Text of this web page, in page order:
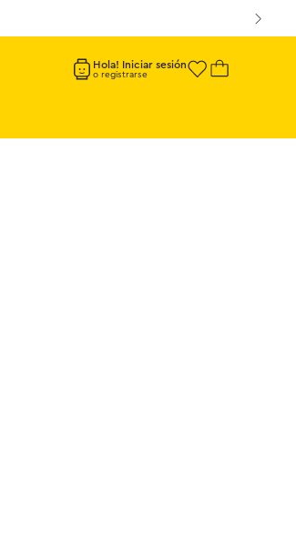
Hola! Iniciar sesión